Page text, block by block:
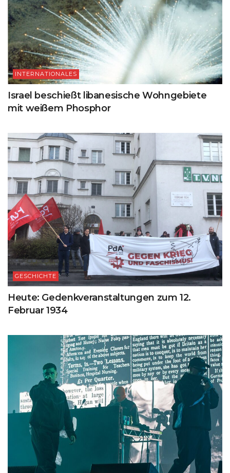
INTERNATIONALES
Israel beschießt libanesische Wohngebiete
mit weißem Phosphor
GESCHICHTE
Heute: Gedenkveranstaltungen zum 12.
Februar 1934